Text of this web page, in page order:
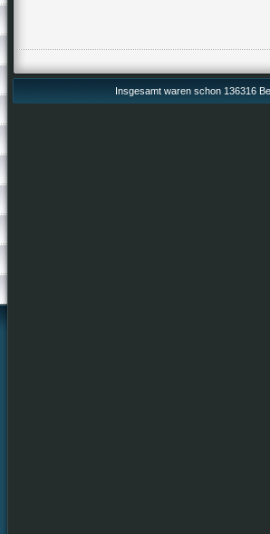
Insgesamt waren schon 136316